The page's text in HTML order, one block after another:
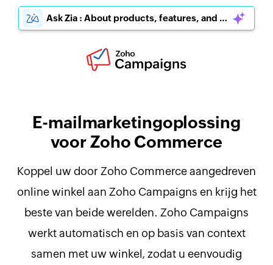
Ask Zia : About products, features, and pricing
E-mailmarketingoplossing
voor Zoho Commerce
Koppel uw door Zoho Commerce aangedreven
online winkel aan Zoho Campaigns en krijg het
beste van beide werelden. Zoho Campaigns
werkt automatisch en op basis van context
samen met uw winkel, zodat u eenvoudig